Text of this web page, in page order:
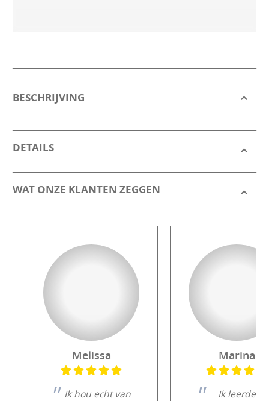
BESCHRIJVING
DETAILS
WAT ONZE KLANTEN ZEGGEN
Ik leerde ze
Marina
Ik hou echt van
Melissa